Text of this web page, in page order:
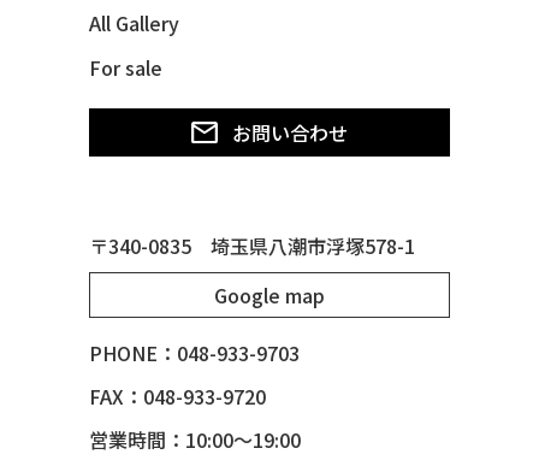
49 MERCURY *MERC9*
50 CHEVY STYLE-LINE*BUBBLES
50 CHEVY SUBURBAN
51 MERCURY *ART MORRISON
53 CHEVY BEL-AIR
All Gallery
For sale
お問い合わせ
〒340-0835 埼玉県八潮市浮塚578-1
Google map
PHONE：048-933-9703
FAX：048-933-9720
営業時間：10:00～19:00